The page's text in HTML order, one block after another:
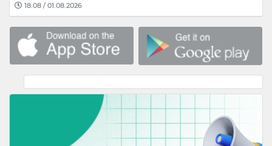
18:08 / 01.08.2026